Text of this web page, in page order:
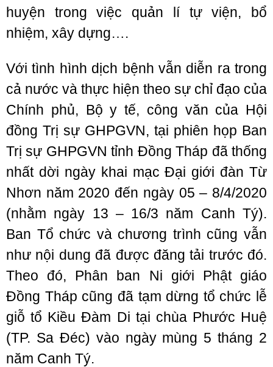
huyện trong việc quản lí tự viện, bổ
nhiệm, xây dựng….
Với tình hình dịch bệnh vẫn diễn ra trong
cả nước và thực hiện theo sự chỉ đạo của
Chính phủ, Bộ y tế, công văn của Hội
đồng Trị sự GHPGVN, tại phiên họp Ban
Trị sự GHPGVN tỉnh Đồng Tháp đã thống
nhất dời ngày khai mạc Đại giới đàn Từ
Nhơn năm 2020 đến ngày 05 – 8/4/2020
(nhằm ngày 13 – 16/3 năm Canh Tý).
Ban Tổ chức và chương trình cũng vẫn
như nội dung đã được đăng tải trước đó.
Theo đó, Phân ban Ni giới Phật giáo
Đồng Tháp cũng đã tạm dừng tổ chức lễ
giỗ tổ Kiều Đàm Di tại chùa Phước Huệ
(TP. Sa Đéc) vào ngày mùng 5 tháng 2
năm Canh Tý.